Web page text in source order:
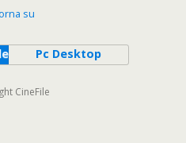
su
Pc Desktop
CineFile